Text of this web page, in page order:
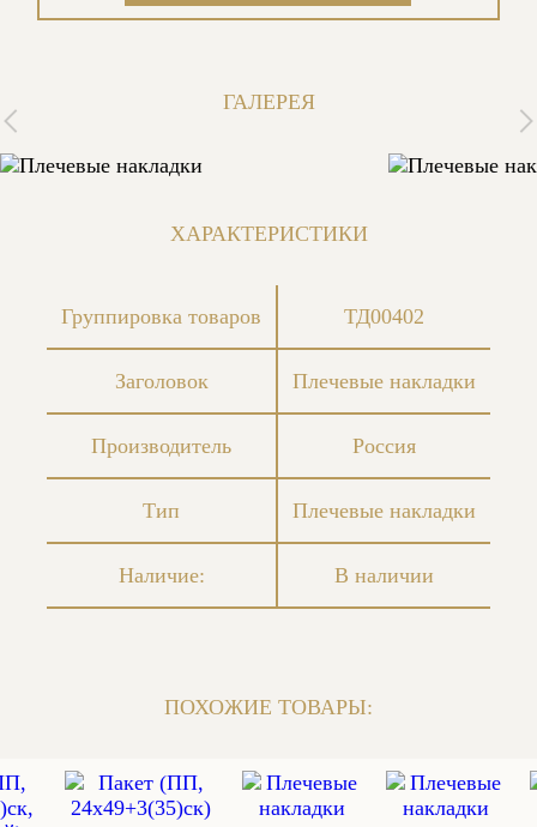
ГАЛЕРЕЯ
ХАРАКТЕРИСТИКИ
Группировка товаров ТД00402
Заголовок Плечевые накладки
Производитель Россия
Тип Плечевые накладки
Наличие: В наличии
ПОХОЖИЕ ТОВАРЫ: